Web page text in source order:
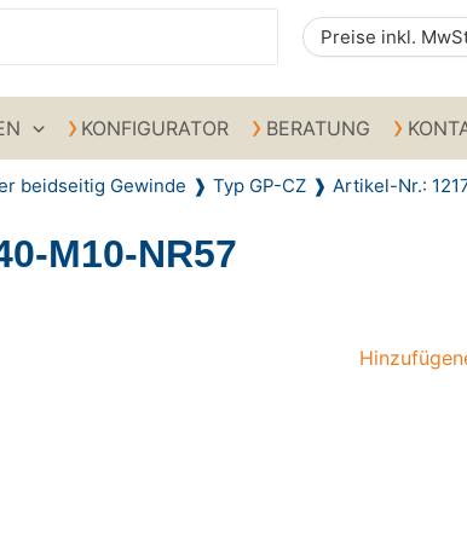
Preise inkl.
KONFIGURATOR BERATUNG
beidseitig Gewinde Typ GP-CZ Artikel-Nr.:
M10-NR57
Hinzufügen